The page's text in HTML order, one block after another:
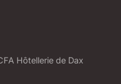
Hôtellerie de Dax